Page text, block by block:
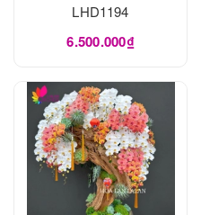
LHD1194
6.500.000₫